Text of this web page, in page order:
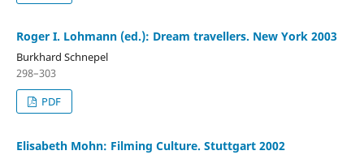
Roger I. Lohmann (ed.): Dream travellers. New York 2003
Burkhard Schnepel
298–303
PDF
Elisabeth Mohn: Filming Culture. Stuttgart 2002